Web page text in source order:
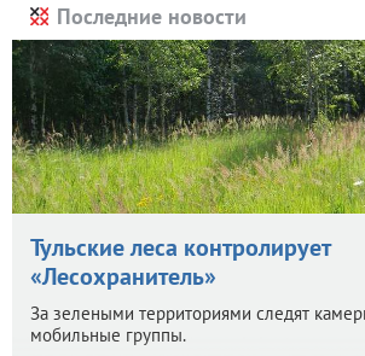
Последние новости
Тульские леса контролирует
«Лесохранитель»
За зелеными территориями следят
мобильные группы.